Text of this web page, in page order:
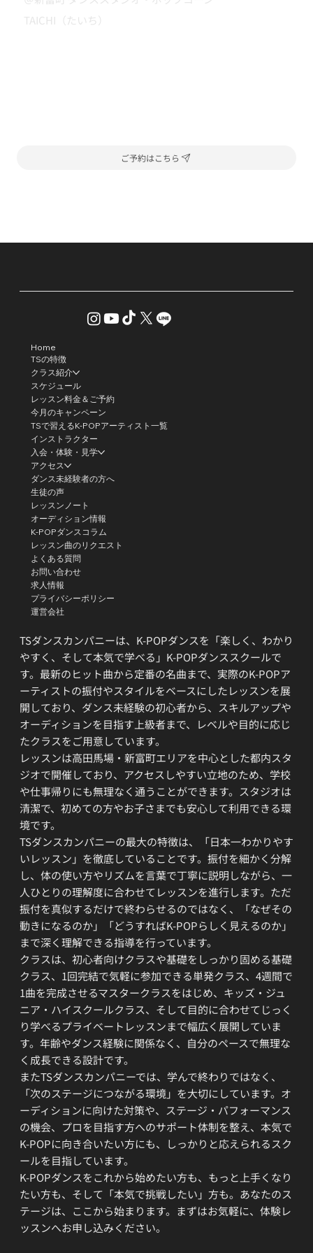
TAICHI（たいち）
ご予約はこちら
TSダンスカンパニーは、K-POPダンスを「楽しく、わかり
やすく、そして本気で学べる」K-POPダンススクールで
す。最新のヒット曲から定番の名曲まで、実際のK-POPア
ーティストの振付やスタイルをベースにしたレッスンを展
開しており、ダンス未経験の初心者から、スキルアップや
オーディションを目指す上級者まで、レベルや目的に応じ
たクラスをご用意しています。
レッスンは高田馬場・新富町エリアを中心とした都内スタ
ジオで開催しており、アクセスしやすい立地のため、学校
や仕事帰りにも無理なく通うことができます。スタジオは
清潔で、初めての方やお子さまでも安心して利用できる環
境です。
TSダンスカンパニーの最大の特徴は、「日本一わかりやす
いレッスン」を徹底していることです。振付を細かく分解
し、体の使い方やリズムを言葉で丁寧に説明しながら、一
人ひとりの理解度に合わせてレッスンを進行します。ただ
振付を真似するだけで終わらせるのではなく、「なぜその
動きになるのか」「どうすればK-POPらしく見えるのか」
まで深く理解できる指導を行っています。
クラスは、初心者向けクラスや基礎をしっかり固める基礎
クラス、1回完結で気軽に参加できる単発クラス、4週間で
1曲を完成させるマスタークラスをはじめ、キッズ・ジュ
ニア・ハイスクールクラス、そして目的に合わせてじっく
り学べるプライベートレッスンまで幅広く展開していま
す。年齢やダンス経験に関係なく、自分のペースで無理な
く成長できる設計です。
またTSダンスカンパニーでは、学んで終わりではなく、
「次のステージにつながる環境」を大切にしています。オ
ーディションに向けた対策や、ステージ・パフォーマンス
の機会、プロを目指す方へのサポート体制を整え、本気で
K-POPに向き合いたい方にも、しっかりと応えられるスク
ールを目指しています。
K-POPダンスをこれから始めたい方も、もっと上手くなり
たい方も、そして「本気で挑戦したい」方も。あなたのス
テージは、ここから始まります。まずはお気軽に、体験レ
ッスンへお申し込みください。
Home
TSの特徴
クラス紹介
スケジュール
レッスン料金＆ご予約
今月のキャンペーン
TSで習えるK-POPアーティスト一覧
インストラクター
入会・体験・見学
アクセス
ダンス未経験者の方へ
生徒の声
レッスンノート
オーディション情報
K-POPダンスコラム
レッスン曲のリクエスト
よくある質問
お問い合わせ
求人情報
プライバシーポリシー
運営会社